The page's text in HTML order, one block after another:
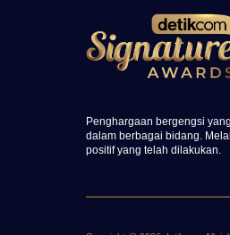
Penghargaan bergengsi
dalam berbagai bidang.
positif yang telah dilakukan.